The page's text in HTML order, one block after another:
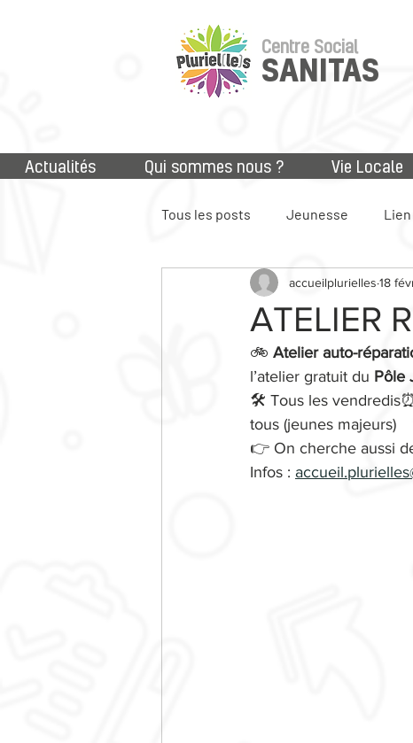
Centre Social
SANITAS
Actualités Qui sommes nous ? Vie Locale
Tous les posts Jeunesse
Accès aux droits Numérique
ATELIER
accueilplurielles 18
🚲 Atelier auto-
l’atelier gratuit du Pôle
🛠️ Tous les
tous (jeunes majeurs)
👉 On cherche aussi
Infos :